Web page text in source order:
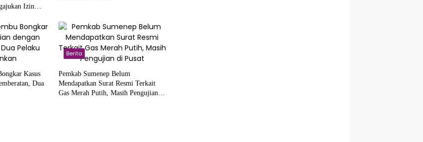
Izin
Kasus
Dua
Berita
Pemkab Sumenep Belum
Mendapatkan Surat Resmi Terkait
Gas Merah Putih, Masih Pengujian di